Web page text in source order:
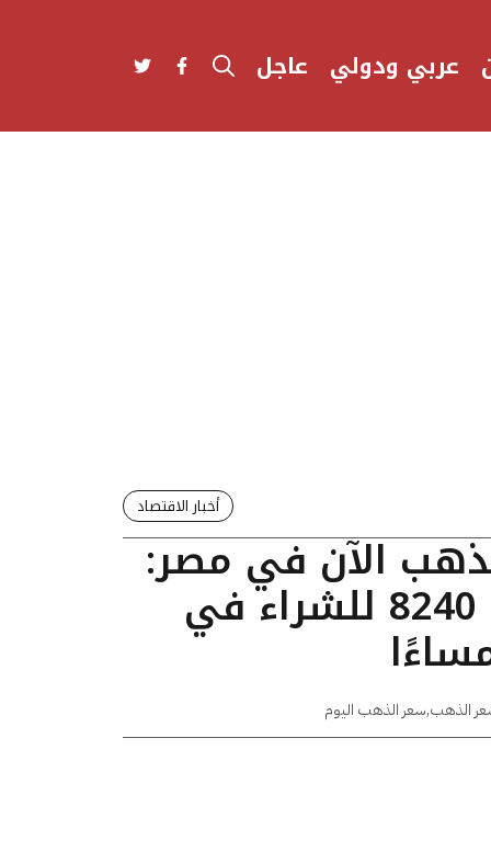
عربي ودولي عاجل
أخبار الاقتصاد
الآن في مصر:
عيار 24 يسجل 8240 للشراء في
الذهب,سعر الذهب اليوم